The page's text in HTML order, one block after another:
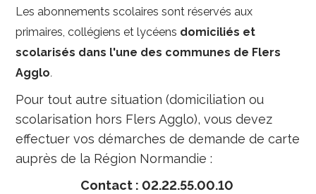
Les abonnements scolaires sont réservés aux
primaires, collégiens et lycéens domiciliés et
scolarisés dans l'une des communes de Flers
Agglo.
Pour tout autre situation (domiciliation ou
scolarisation hors Flers Agglo), vous devez
effectuer vos démarches de demande de carte
auprès de la Région Normandie :
Contact : 02.22.55.00.10